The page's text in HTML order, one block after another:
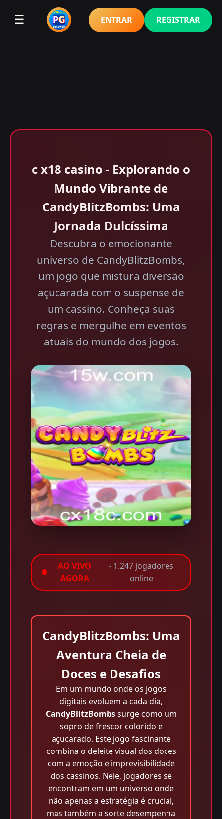
☰ ENTRAR REGISTRAR
c x18 casino - Explorando o
Mundo Vibrante de
CandyBlitzBombs: Uma
Jornada Dulcíssima
Descubra o emocionante
universo de CandyBlitzBombs,
um jogo que mistura diversão
açucarada com o suspense de
um cassino. Conheça suas
regras e mergulhe em eventos
atuais do mundo dos jogos.
AO VIVO
AGORA
- 1.247 jogadores
online
CandyBlitzBombs: Uma
Aventura Cheia de
Doces e Desafios
Em um mundo onde os jogos
digitais evoluem a cada dia,
CandyBlitzBombssurge como um
sopro de frescor colorido e
açucarado. Este jogo fascinante
combina o deleite visual dos doces
com a emoção e imprevisibilidade
dos cassinos. Nele, jogadores se
encontram em um universo onde
não apenas a estratégia é crucial,
mas também a sorte desempenha